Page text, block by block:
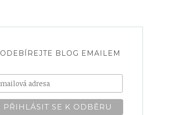
ODEBÍREJTE BLOG EMAILEM